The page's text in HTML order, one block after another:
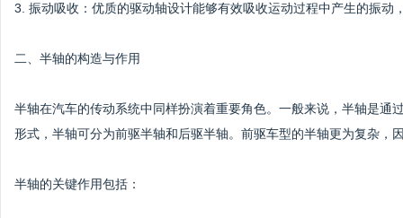
3. 振动吸收：优质的驱动轴设计能够有效吸收运动过程中产生的振动
二、半轴的构造与作用
半轴在汽车的传动系统中同样扮演着重要角色。一般来说，半轴是通
形式，半轴可分为前驱半轴和后驱半轴。前驱车型的半轴更为复杂，
半轴的关键作用包括：